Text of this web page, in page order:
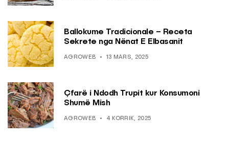
Ballokume Tradicionale – Receta
Sekrete nga Nënat E Elbasanit
AGROWEB 13 MARS, 2025
Çfarë i Ndodh Trupit kur Konsumoni
Shumë Mish
AGROWEB 4 KORRIK, 2025